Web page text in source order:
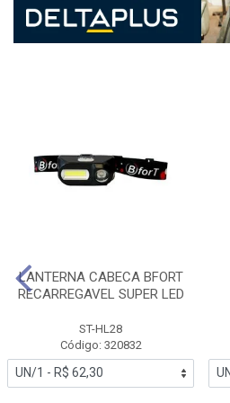
LANTERNA CABECA BFORT
RECARREGAVEL SUPER LED
ST-HL28
Código: 320832